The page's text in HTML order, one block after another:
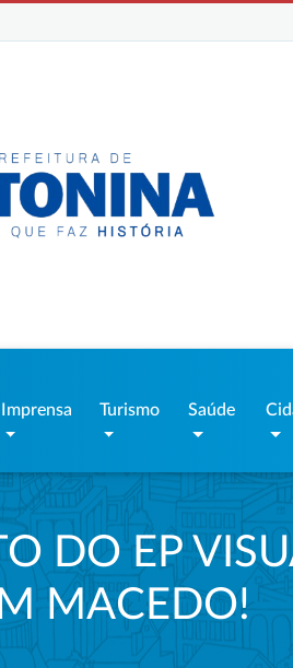
Imprensa Turismo Saúde
DO EP
MACEDO!